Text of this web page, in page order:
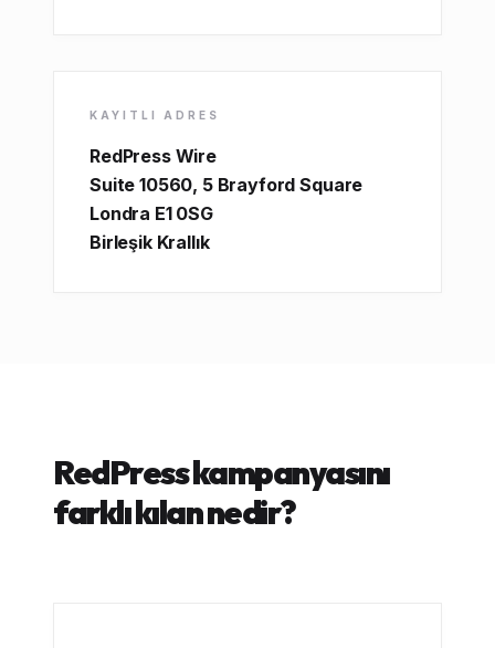
KAYITLI ADRES
RedPress Wire
Suite 10560, 5 Brayford Square
Londra E1 0SG
Birleşik Krallık
RedPress kampanyasını
farklı kılan nedir?